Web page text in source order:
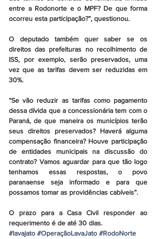
entre a Rodonorte e o MPF? De que forma
ocorreu esta participação?”, questionou.
O deputado também quer saber se os
direitos das prefeituras no recolhimento de
ISS, por exemplo, serão preservados, uma
vez que as tarifas devem ser reduzidas em
30%.
“Se vão reduzir as tarifas como pagamento
dessa dívida que a concessionária tem com o
Paraná, de que maneira os municípios terão
seus direitos preservados? Haverá alguma
compensação financeira? Houve participação
de entidades municipais na discussão do
contrato? Vamos aguardar para que tão logo
tenhamos essas respostas, o povo
paranaense seja informado e para que
possamos tomar as providências cabíveis”.
O prazo para a Casa Civil responder ao
requerimento é de até 30 dias.
#lavajato #OperaçãoLavaJato #RodoNorte